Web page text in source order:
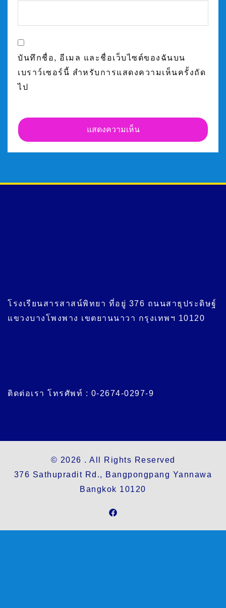
บันทึกชื่อ, อีเมล และชื่อเว็บไซต์ของฉันบน
เบราว์เซอร์นี้ สำหรับการแสดงความเห็นครั้งถัด
ไป
โรงเรียนสารสาสน์พิทยา ที่อยู่ 376 ถนนสาธุประดิษฐ์
แขวงบางโพงพาง เขตยานนาวา กรุงเทพฯ 10120
ติดต่อเรา โทรศัพท์ : 0-2674-0297-9
© 2026 . All Rights Reserved
376 Sathupradit Rd., Bangpongpang Yannawa
Bangkok 10120